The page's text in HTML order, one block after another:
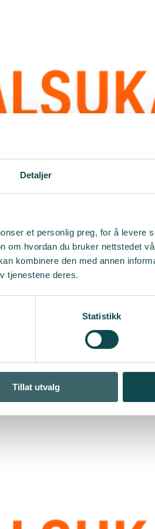
Detaljer
et personlig preg, for å levere
om hvordan du bruker nettstedet
kombinere den med annen
tjenestene deres.
Statistikk
Tillat utvalg
løsninger?